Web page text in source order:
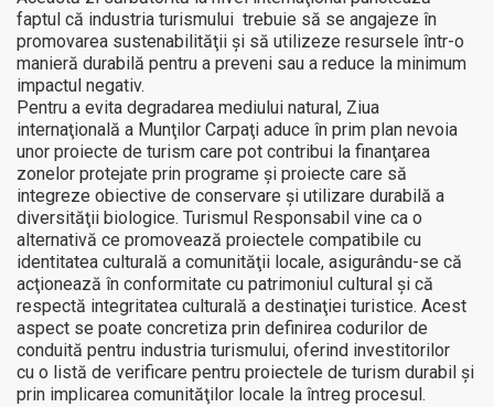
faptul că industria turismului trebuie să se angajeze în
promovarea sustenabilităţii şi să utilizeze resursele într-o
manieră durabilă pentru a preveni sau a reduce la minimum
impactul negativ.
Pentru a evita degradarea mediului natural, Ziua
internaţională a Munţilor Carpaţi aduce în prim plan nevoia
unor proiecte de turism care pot contribui la finanţarea
zonelor protejate prin programe şi proiecte care să
integreze obiective de conservare şi utilizare durabilă a
diversităţii biologice. Turismul Responsabil vine ca o
alternativă ce promovează proiectele compatibile cu
identitatea culturală a comunităţii locale, asigurându-se că
acţionează în conformitate cu patrimoniul cultural şi că
respectă integritatea culturală a destinaţiei turistice. Acest
aspect se poate concretiza prin definirea codurilor de
conduită pentru industria turismului, oferind investitorilor
cu o listă de verificare pentru proiectele de turism durabil şi
prin implicarea comunităţilor locale la întreg procesul.